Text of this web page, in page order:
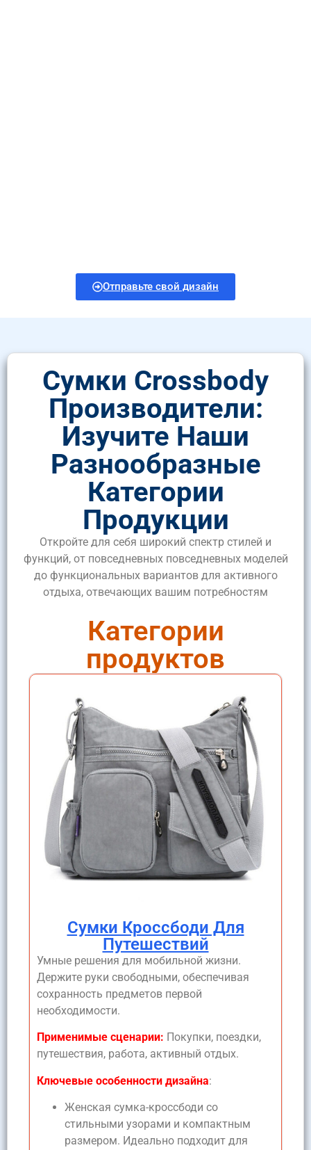
Отправьте свой дизайн
Сумки Crossbody
Производители:
Изучите Наши
Разнообразные
Категории
Продукции
Откройте для себя широкий спектр стилей и
функций, от повседневных повседневных моделей
до функциональных вариантов для активного
отдыха, отвечающих вашим потребностям
Категории
продуктов
Сумки Кроссбоди Для
Путешествий
Умные решения для мобильной жизни.
Держите руки свободными, обеспечивая
сохранность предметов первой
необходимости.
Применимые сценарии: Покупки, поездки,
путешествия, работа, активный отдых.
Ключевые особенности дизайна:
Женская сумка-кроссбоди со
стильными узорами и компактным
размером. Идеально подходит для